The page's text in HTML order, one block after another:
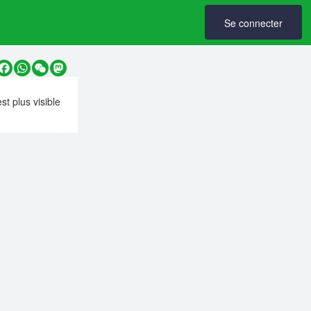
Se connecter
Facebook
WhatsApp
WeChatMastodon
plus visible